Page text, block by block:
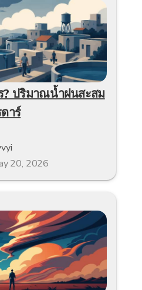
? ปริมาณน้ำฝนสะสม
าร์
20, 2026